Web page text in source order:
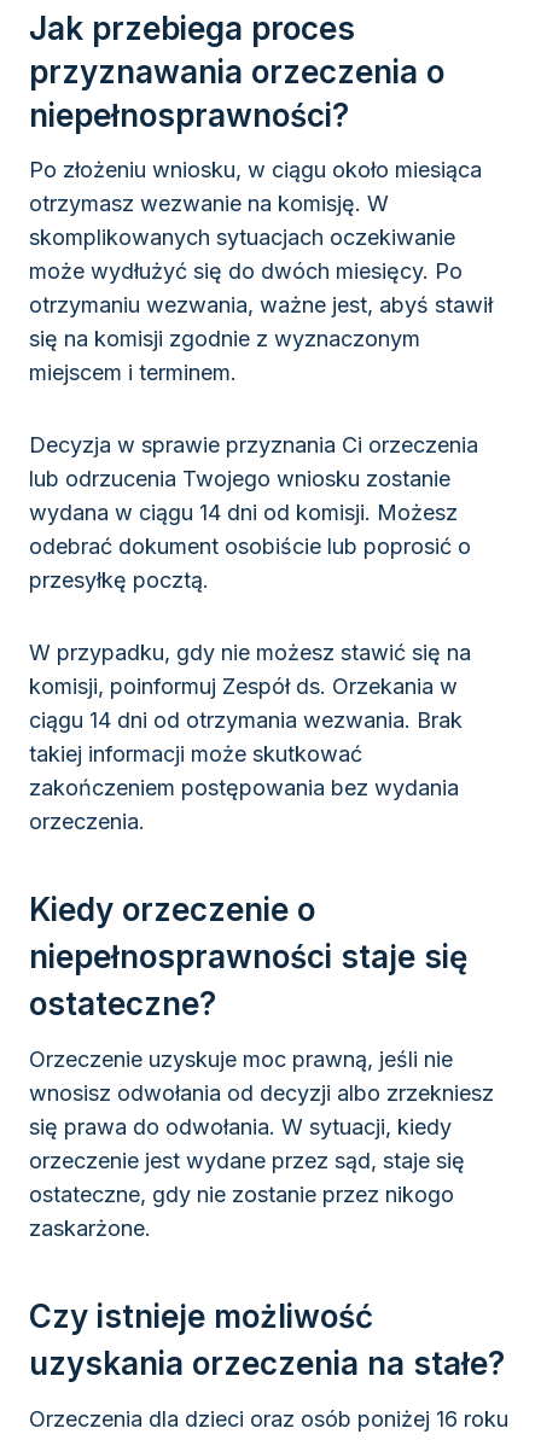
Jak przebiega proces
przyznawania orzeczenia o
niepełnosprawności?
Po złożeniu wniosku, w ciągu około miesiąca
otrzymasz wezwanie na komisję. W
skomplikowanych sytuacjach oczekiwanie
może wydłużyć się do dwóch miesięcy. Po
otrzymaniu wezwania, ważne jest, abyś stawił
się na komisji zgodnie z wyznaczonym
miejscem i terminem.
Decyzja w sprawie przyznania Ci orzeczenia
lub odrzucenia Twojego wniosku zostanie
wydana w ciągu 14 dni od komisji. Możesz
odebrać dokument osobiście lub poprosić o
przesyłkę pocztą.
W przypadku, gdy nie możesz stawić się na
komisji, poinformuj Zespół ds. Orzekania w
ciągu 14 dni od otrzymania wezwania. Brak
takiej informacji może skutkować
zakończeniem postępowania bez wydania
orzeczenia.
Kiedy orzeczenie o
niepełnosprawności staje się
ostateczne?
Orzeczenie uzyskuje moc prawną, jeśli nie
wnosisz odwołania od decyzji albo zrzekniesz
się prawa do odwołania. W sytuacji, kiedy
orzeczenie jest wydane przez sąd, staje się
ostateczne, gdy nie zostanie przez nikogo
zaskarżone.
Czy istnieje możliwość
uzyskania orzeczenia na stałe?
Orzeczenia dla dzieci oraz osób poniżej 16 roku